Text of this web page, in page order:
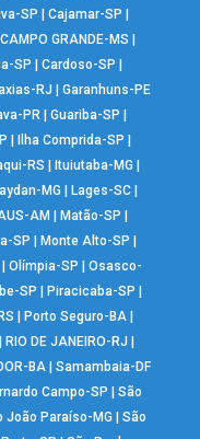
SP Cajamar-SP
CAMPO GRANDE-MS
SP Cardoso-SP
RJ
Garanhuns-PE
PR| Guariba-SP
Ilha Comprida-SP
RS Ituiutaba-MG
MG Lages-SC|
AM Matão-SP
SP Monte Alto-SP
|Olímpia-SP |Osasco-
SP Piracicaba-SP
Porto Seguro-BA
RIO DE JANEIRO-RJ
BA| Samambaia-DF
Campo-SP |São
João Paraíso-MG |São